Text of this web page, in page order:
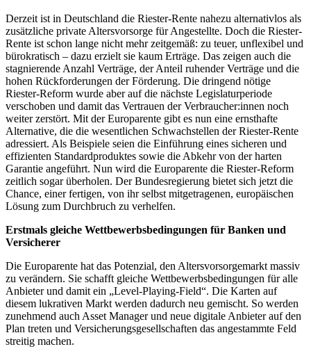
Derzeit ist in Deutschland die Riester-Rente nahezu alternativlos als
zusätzliche private Altersvorsorge für Angestellte. Doch die Riester-
Rente ist schon lange nicht mehr zeitgemäß: zu teuer, unflexibel und
bürokratisch – dazu erzielt sie kaum Erträge. Das zeigen auch die
stagnierende Anzahl Verträge, der Anteil ruhender Verträge und die
hohen Rückforderungen der Förderung. Die dringend nötige
Riester-Reform wurde aber auf die nächste Legislaturperiode
verschoben und damit das Vertrauen der Verbraucher:innen noch
weiter zerstört. Mit der Europarente gibt es nun eine ernsthafte
Alternative, die die wesentlichen Schwachstellen der Riester-Rente
adressiert. Als Beispiele seien die Einführung eines sicheren und
effizienten Standardproduktes sowie die Abkehr von der harten
Garantie angeführt. Nun wird die Europarente die Riester-Reform
zeitlich sogar überholen. Der Bundesregierung bietet sich jetzt die
Chance, einer fertigen, von ihr selbst mitgetragenen, europäischen
Lösung zum Durchbruch zu verhelfen.
Erstmals gleiche Wettbewerbsbedingungen für Banken und
Versicherer
Die Europarente hat das Potenzial, den Altersvorsorgemarkt massiv
zu verändern. Sie schafft gleiche Wettbewerbsbedingungen für alle
Anbieter und damit ein „Level-Playing-Field“. Die Karten auf
diesem lukrativen Markt werden dadurch neu gemischt. So werden
zunehmend auch Asset Manager und neue digitale Anbieter auf den
Plan treten und Versicherungsgesellschaften das angestammte Feld
streitig machen.